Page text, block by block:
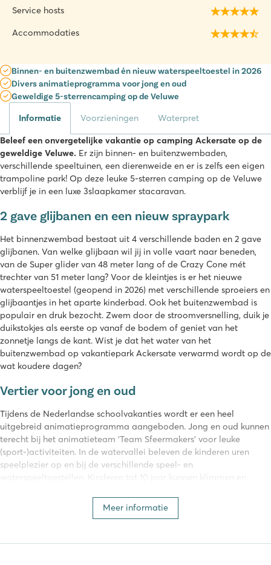
Service hosts
Accommodaties
Binnen- en buitenzwembad én nieuw waterspeeltoestel in 2026
Divers animatieprogramma voor jong en oud
Geweldige 5-sterrencamping op de Veluwe
Informatie Voorzieningen Waterpret
Beleef een onvergetelijke vakantie op camping Ackersate op de
geweldige Veluwe. Er zijn binnen- en buitenzwembaden,
verschillende speeltuinen, een dierenweide en er is zelfs een eigen
trampoline park! Op deze leuke 5-sterren camping op de Veluwe
verblijf je in een luxe 3slaapkamer stacaravan.
2 gave glijbanen en een nieuw spraypark
Het binnenzwembad bestaat uit 4 verschillende baden en 2 gave
glijbanen. Van welke glijbaan wil jij in volle vaart naar beneden,
van de Super glider van 48 meter lang of de Crazy Cone mét
trechter van 51 meter lang? Voor de kleintjes is er het nieuwe
waterspeeltoestel (geopend in 2026) met verschillende sproeiers en
glijbaantjes in het aparte kinderbad. Ook het buitenzwembad is
populair en druk bezocht. Zwem door de stroomversnelling, duik je
duikstokjes als eerste op vanaf de bodem of geniet van het
zonnetje langs de kant. Wist je dat het water van het
buitenzwembad op vakantiepark Ackersate verwarmd wordt op de
wat koudere dagen?
Vertier voor jong en oud
Tijdens de Nederlandse schoolvakanties wordt er een heel
uitgebreid animatieprogramma aangeboden. Jong en oud kunnen
terecht bij het animatieteam ‘Team Sfeermakers’ voor leuke
(sport-)activiteiten. In de watervallei beleven de kinderen uren
speelplezier op en bij de verschillende speel- en
waterspeeltoestellen. Kinderen tot 10 jaar kunnen klimmen en
een leuke dierenweide. Het trampolinepark op Ackersate is enorm
springkunsten kunnen laten zien.
Meer informatie